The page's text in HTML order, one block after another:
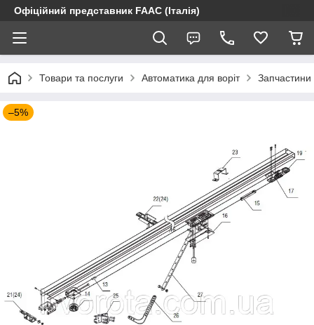
Офіційний представник FAAC (Італія)
Товари та послуги Автоматика для воріт Запчастини
–5%